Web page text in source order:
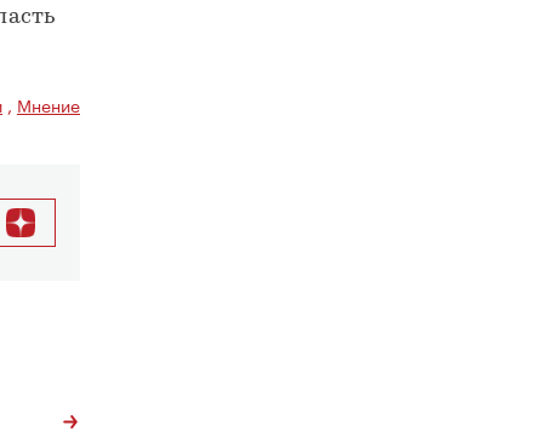
, Мнение